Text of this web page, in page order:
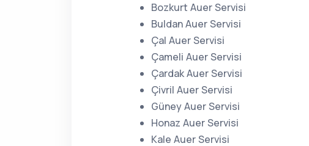
Bozkurt Auer Servisi
Buldan Auer Servisi
Çal Auer Servisi
Çameli Auer Servisi
Çardak Auer Servisi
Çivril Auer Servisi
Güney Auer Servisi
Honaz Auer Servisi
Kale Auer Servisi